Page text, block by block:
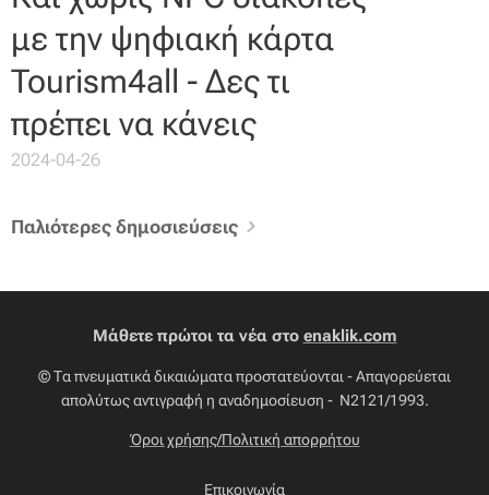
με την ψηφιακή κάρτα
Tourism4all - Δες τι
πρέπει να κάνεις
2024-04-26
Παλιότερες δημοσιεύσεις
Μάθετε πρώτοι τα νέα στο enaklik.com
© Τα πνευματικά δικαιώματα προστατεύονται - Απαγορεύεται
απολύτως αντιγραφή η αναδημοσίευση - Ν2121/1993.
Όροι χρήσης/Πολιτική απορρήτου
Επικοινωνία